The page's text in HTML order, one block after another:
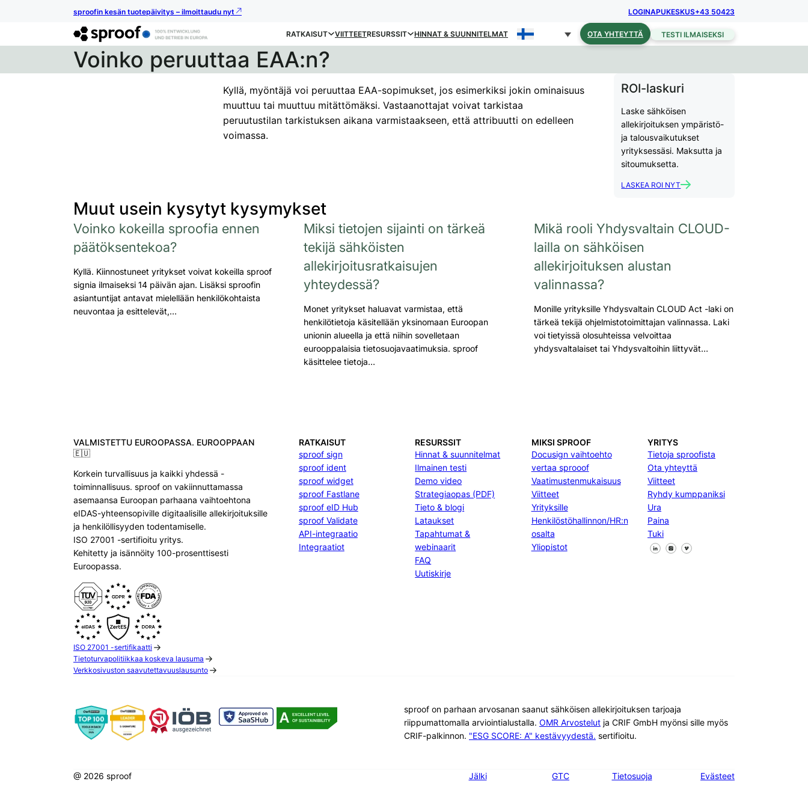
sproofin kesän tuotepäivitys – ilmoittaudu nyt LOGINAPUKESKUS+43 50423
RATKAISUT VIITTEETRESURSSIT HINNAT & SUUNNITELMAT OTA YHTEYTTÄ TESTI ILMAISEKSI
Voinko peruuttaa EAA:n?
Kyllä, myöntäjä voi peruuttaa EAA-sopimukset, jos esimerkiksi jokin ominaisuus
muuttuu tai muuttuu mitättömäksi. Vastaanottajat voivat tarkistaa
peruutustilan tarkistuksen aikana varmistaakseen, että attribuutti on edelleen
voimassa.
ROI-laskuri
Laske sähköisen
allekirjoituksen ympäristö-
ja talousvaikutukset
yrityksessäsi. Maksutta ja
sitoumuksetta.
LASKEA ROI NYT
Muut usein kysytyt kysymykset
Voinko kokeilla sproofia ennen
päätöksentekoa?
Kyllä. Kiinnostuneet yritykset voivat kokeilla sproof
signia ilmaiseksi 14 päivän ajan. Lisäksi sproofin
asiantuntijat antavat mielellään henkilökohtaista
neuvontaa ja esittelevät,…
Miksi tietojen sijainti on tärkeä
tekijä sähköisten
allekirjoitusratkaisujen
yhteydessä?
Monet yritykset haluavat varmistaa, että
henkilötietoja käsitellään yksinomaan Euroopan
unionin alueella ja että niihin sovelletaan
eurooppalaisia tietosuojavaatimuksia. sproof
käsittelee tietoja…
Mikä rooli Yhdysvaltain CLOUD-
lailla on sähköisen
allekirjoituksen alustan
valinnassa?
Monille yrityksille Yhdysvaltain CLOUD Act -laki on
tärkeä tekijä ohjelmistotoimittajan valinnassa. Laki
voi tietyissä olosuhteissa velvoittaa
yhdysvaltalaiset tai Yhdysvaltoihin liittyvät…
VALMISTETTU EUROOPASSA. EUROOPPAAN
🇪🇺
Korkein turvallisuus ja kaikki yhdessä -
toiminnallisuus. sproof on vakiinnuttamassa
asemaansa Euroopan parhaana vaihtoehtona
eIDAS-yhteensopiville digitaalisille allekirjoituksille
ja henkilöllisyyden todentamiselle.
ISO 27001 -sertifioitu yritys.
Kehitetty ja isännöity 100-prosenttisesti
Euroopassa.
ISO 27001 -sertifikaatti
Tietoturvapolitiikkaa koskeva lausuma
Verkkosivuston saavutettavuuslausunto
RATKAISUT
sproof sign
sproof ident
sproof widget
sproof Fastlane
sproof eID Hub
sproof Validate
API-integraatio
Integraatiot
RESURSSIT
Hinnat & suunnitelmat
Ilmainen testi
Demo video
Strategiaopas (PDF)
Tieto & blogi
Lataukset
Tapahtumat &
webinaarit
FAQ
Uutiskirje
MIKSI SPROOF
Docusign vaihtoehto
vertaa sprooof
Vaatimustenmukaisuus
Viitteet
Yrityksille
Henkilöstöhallinnon/HR:n
osalta
Yliopistot
YRITYS
Tietoja sproofista
Ota yhteyttä
Viitteet
Ryhdy kumppaniksi
Ura
Paina
Tuki
Seuraa meitä Facebookissa
Seuraa meitä X
Seuraa meitä LinkedInissä
sproof on parhaan arvosanan saanut sähköisen allekirjoituksen tarjoaja
riippumattomalla arviointialustalla. OMR Arvostelut ja CRIF GmbH myönsi sille myös
CRIF-palkinnon. "ESG SCORE: A" kestävyydestä. sertifioitu.
@ 2026 sproof Jälki GTC Tietosuoja Evästeet